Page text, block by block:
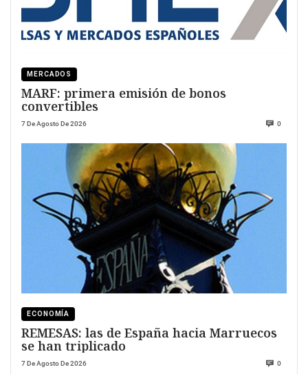
MERCADOS
MARF: primera emisión de bonos
convertibles
7 De Agosto De 2026 0
ECONOMÍA
REMESAS: las de España hacia Marruecos
se han triplicado
7 De Agosto De 2026 0